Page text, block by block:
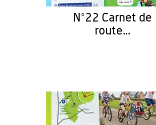
N°22 Carnet de
route...